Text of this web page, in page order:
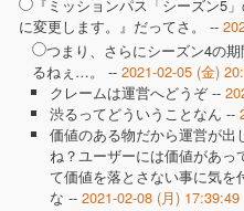
『ミッションパス「シーズン5
に変更します。』だってさ。 --
つまり、さらにシーズン4の
るねぇ…。 -- 2021-02-05 (金)
クレームは運営へどうぞ --
渋るってどういうことなん --
価値のある物だから運営が出
ね？ユーザーには価値があっ
て価値を落とさない事に気を
な -- 2021-02-08 (月) 17:39:49